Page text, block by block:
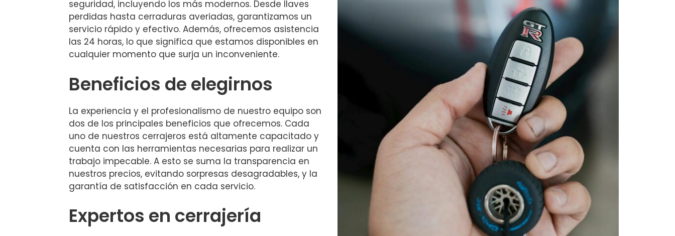
seguridad, incluyendo los más modernos. Desde llaves
perdidas hasta cerraduras averiadas, garantizamos un
servicio rápido y efectivo. Además, ofrecemos asistencia
las 24 horas, lo que significa que estamos disponibles en
cualquier momento que surja un inconveniente.
Beneficios de elegirnos
La experiencia y el profesionalismo de nuestro equipo son
dos de los principales beneficios que ofrecemos. Cada
uno de nuestros cerrajeros está altamente capacitado y
cuenta con las herramientas necesarias para realizar un
trabajo impecable. A esto se suma la transparencia en
nuestros precios, evitando sorpresas desagradables, y la
garantía de satisfacción en cada servicio.
Expertos en cerrajería